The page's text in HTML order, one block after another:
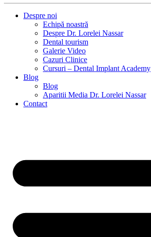
Despre noi
Echipă noastră
Despre Dr. Lorelei Nassar
Dental tourism
Galerie Video
Cazuri Clinice
Cursuri – Dental Implant Academy
Blog
Blog
Aparitii Media Dr. Lorelei Nassar
Contact